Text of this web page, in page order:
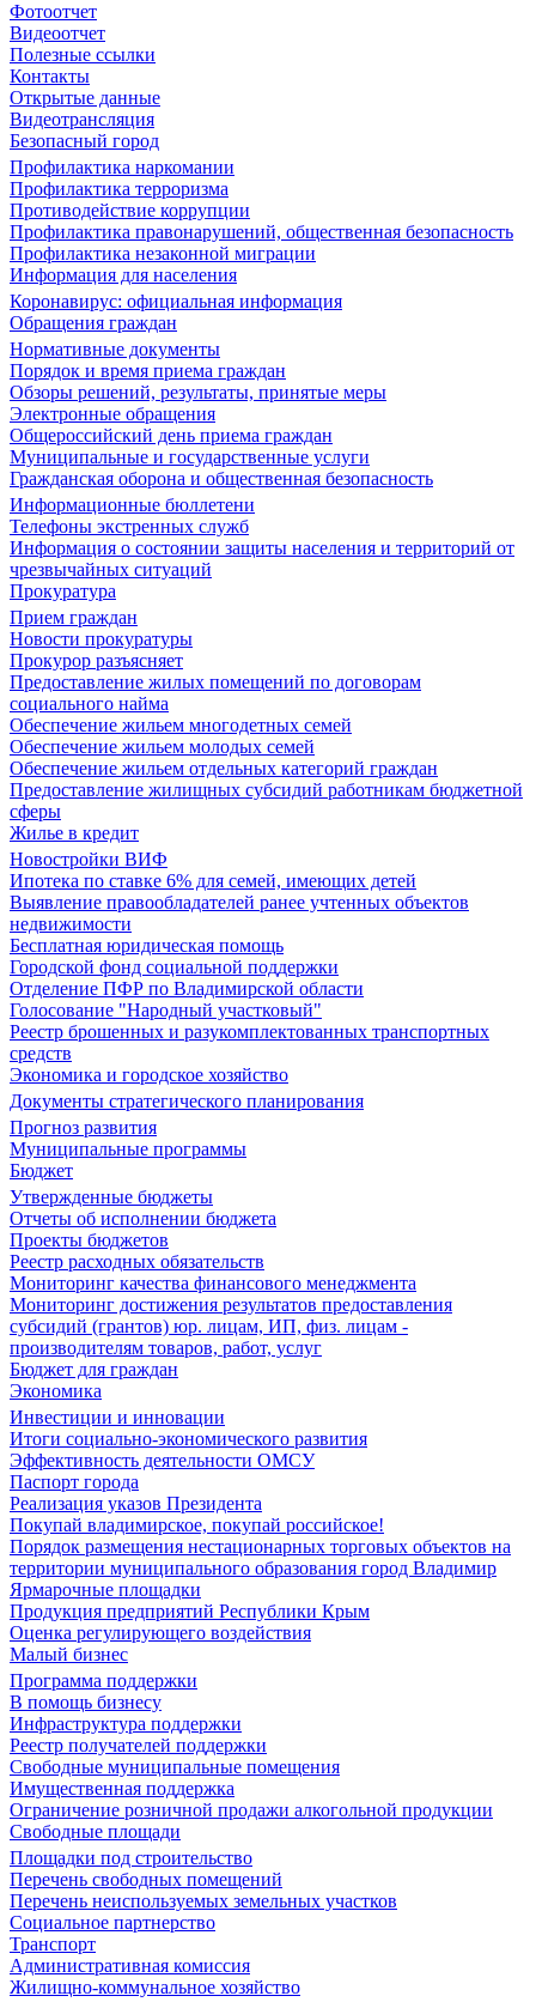
Фотоотчет
Видеоотчет
Полезные ссылки
Контакты
Открытые данные
Видеотрансляция
Безопасный город
Профилактика наркомании
Профилактика терроризма
Противодействие коррупции
Профилактика правонарушений, общественная безопасность
Профилактика незаконной миграции
Информация для населения
Коронавирус: официальная информация
Обращения граждан
Нормативные документы
Порядок и время приема граждан
Обзоры решений, результаты, принятые меры
Электронные обращения
Общероссийский день приема граждан
Муниципальные и государственные услуги
Гражданская оборона и общественная безопасность
Информационные бюллетени
Телефоны экстренных служб
Информация о состоянии защиты населения и территорий от
чрезвычайных ситуаций
Прокуратура
Прием граждан
Новости прокуратуры
Прокурор разъясняет
Предоставление жилых помещений по договорам
социального найма
Обеспечение жильем многодетных семей
Обеспечение жильем молодых семей
Обеспечение жильем отдельных категорий граждан
Предоставление жилищных субсидий работникам бюджетной
сферы
Жилье в кредит
Новостройки ВИФ
Ипотека по ставке 6% для семей, имеющих детей
Выявление правообладателей ранее учтенных объектов
недвижимости
Бесплатная юридическая помощь
Городской фонд социальной поддержки
Отделение ПФР по Владимирской области
Голосование "Народный участковый"
Реестр брошенных и разукомплектованных транспортных
средств
Экономика и городское хозяйство
Документы стратегического планирования
Прогноз развития
Муниципальные программы
Бюджет
Утвержденные бюджеты
Отчеты об исполнении бюджета
Проекты бюджетов
Реестр расходных обязательств
Мониторинг качества финансового менеджмента
Мониторинг достижения результатов предоставления
субсидий (грантов) юр. лицам, ИП, физ. лицам -
производителям товаров, работ, услуг
Бюджет для граждан
Экономика
Инвестиции и инновации
Итоги социально-экономического развития
Эффективность деятельности ОМСУ
Паспорт города
Реализация указов Президента
Покупай владимирское, покупай российское!
Порядок размещения нестационарных торговых объектов на
территории муниципального образования город Владимир
Ярмарочные площадки
Продукция предприятий Республики Крым
Оценка регулирующего воздействия
Малый бизнес
Программа поддержки
В помощь бизнесу
Инфраструктура поддержки
Реестр получателей поддержки
Свободные муниципальные помещения
Имущественная поддержка
Ограничение розничной продажи алкогольной продукции
Свободные площади
Площадки под строительство
Перечень свободных помещений
Перечень неиспользуемых земельных участков
Социальное партнерство
Транспорт
Административная комиссия
Жилищно-коммунальное хозяйство